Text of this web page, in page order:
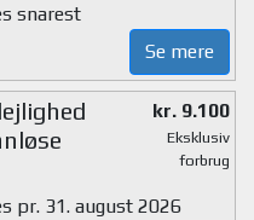
snarest
Se mere
kr. 9.100
Eksklusiv
forbrug
pr. 31. august 2026